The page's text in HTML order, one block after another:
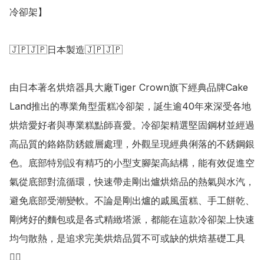
冷卻架】
🇯🇵🇯🇵日本製造🇯🇵🇯🇵
由日本著名烘焙器具大廠Tiger Crown旗下經典品牌Cake
Land推出的專業角型蛋糕冷卻架，誕生逾40年來深受各地
烘焙愛好者與專業糕點師喜愛。冷卻架精選堅固鋼材並經過
高品質的鉻鉻防銹鍍層處理，外觀呈現經典俐落的不銹鋼銀
色。底部特別設有精巧的小型支腳架高結構，能有效促進空
氣從底部對流循環，快速帶走剛出爐烘焙品的熱氣與水汽，
避免底部受潮變軟。不論是剛出爐的戚風蛋糕、手工餅乾、
剛烤好的麵包或是各式精緻塔派，都能在這款冷卻架上快速
均勻散熱，是追求完美烘焙品質不可或缺的烘焙基礎工具
👍🏻